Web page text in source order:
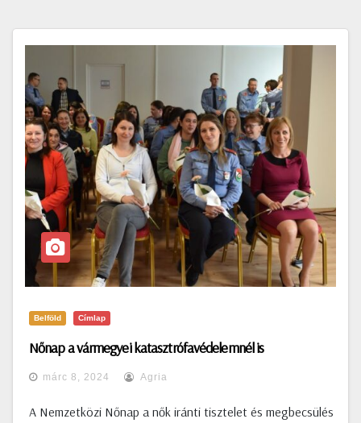
Belföld Címlap
Nőnap a vármegyei katasztrófavédelemnél is
márc 8, 2024 Agria
A Nemzetközi Nőnap a nők iránti tisztelet és megbecsülés